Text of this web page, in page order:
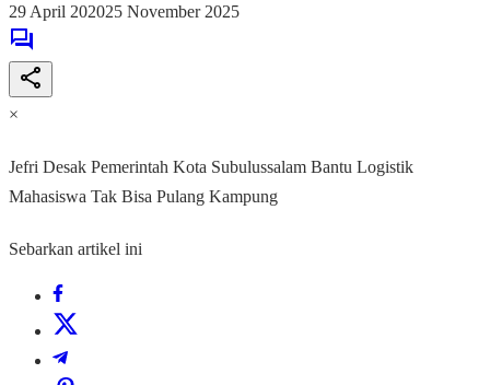
29 April 202025 November 2025
×
Jefri Desak Pemerintah Kota Subulussalam Bantu Logistik
Mahasiswa Tak Bisa Pulang Kampung
Sebarkan artikel ini